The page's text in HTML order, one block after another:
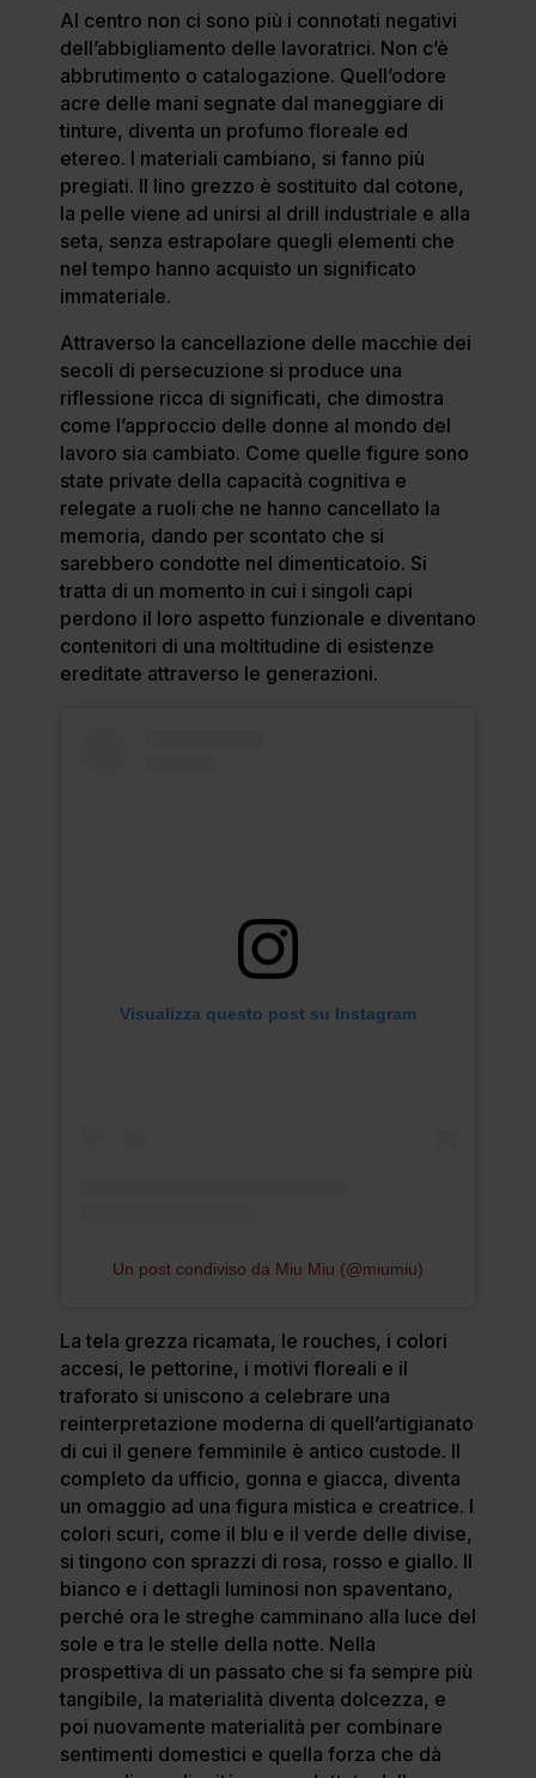
Al centro non ci sono più i connotati negativi
dell’abbigliamento delle lavoratrici. Non c’è
abbrutimento o catalogazione. Quell’odore
acre delle mani segnate dal maneggiare di
tinture, diventa un profumo floreale ed
etereo. I materiali cambiano, si fanno più
pregiati. Il lino grezzo è sostituito dal cotone,
la pelle viene ad unirsi al drill industriale e alla
seta, senza estrapolare quegli elementi che
nel tempo hanno acquisto un significato
immateriale.
Attraverso la cancellazione delle macchie dei
secoli di persecuzione si produce una
riflessione ricca di significati, che dimostra
come l’approccio delle donne al mondo del
lavoro sia cambiato. Come quelle figure sono
state private della capacità cognitiva e
relegate a ruoli che ne hanno cancellato la
memoria, dando per scontato che si
sarebbero condotte nel dimenticatoio. Si
tratta di un momento in cui i singoli capi
perdono il loro aspetto funzionale e diventano
contenitori di una moltitudine di esistenze
ereditate attraverso le generazioni.
Visualizza questo post su Instagram
Un post condiviso da Miu Miu (@miumiu)
La tela grezza ricamata, le rouches, i colori
accesi, le pettorine, i motivi floreali e il
traforato si uniscono a celebrare una
reinterpretazione moderna di quell’artigianato
di cui il genere femminile è antico custode. Il
completo da ufficio, gonna e giacca, diventa
un omaggio ad una figura mistica e creatrice. I
colori scuri, come il blu e il verde delle divise,
si tingono con sprazzi di rosa, rosso e giallo. Il
bianco e i dettagli luminosi non spaventano,
perché ora le streghe camminano alla luce del
sole e tra le stelle della notte. Nella
prospettiva di un passato che si fa sempre più
tangibile, la materialità diventa dolcezza, e
poi nuovamente materialità per combinare
sentimenti domestici e quella forza che dà